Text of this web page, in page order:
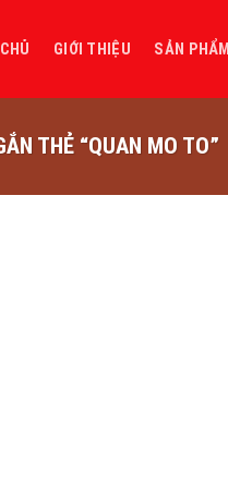
GIỚI THIỆU SẢN PHẨM
THẺ “QUAN MO TO”